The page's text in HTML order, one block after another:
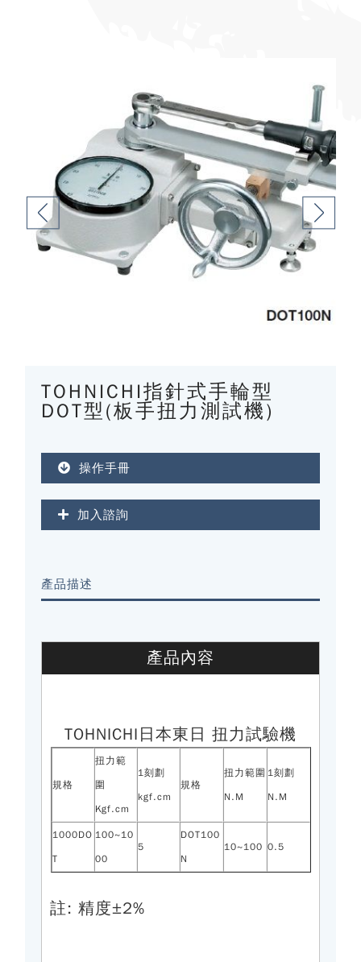
TOHNICHI指針式手輪型
DOT型(板手扭力測試機)
操作手冊
加入諮詢
產品描述
產品內容
TOHNICHI日本東日 扭力試驗機
規格
扭力範
圍
Kgf.cm
1刻劃
kgf.cm
規格
扭力範圍
N.M
1刻劃
N.M
1000DO
T
100~10
00
5
DOT100
N
10~100 0.5
註: 精度±2%